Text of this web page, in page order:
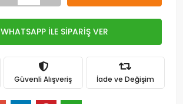
WHATSAPP İLE SİPARİŞ VER
Güvenli Alışveriş İade ve Değişim